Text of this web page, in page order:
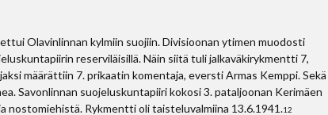
Olavinlinnan kylmiin suojiin. Divisioonan ytimen muodosti
reserviläisillä. Näin siitä tuli jalkaväkirykmentti 7,
määrättiin 7. prikaatin komentaja, eversti Armas Kemppi. Sekä
Savonlinnan suojeluskuntapiiri kokosi 3. pataljoonan Kerimäen
nostomiehistä. Rykmentti oli taisteluvalmiina 13.6.1941.12